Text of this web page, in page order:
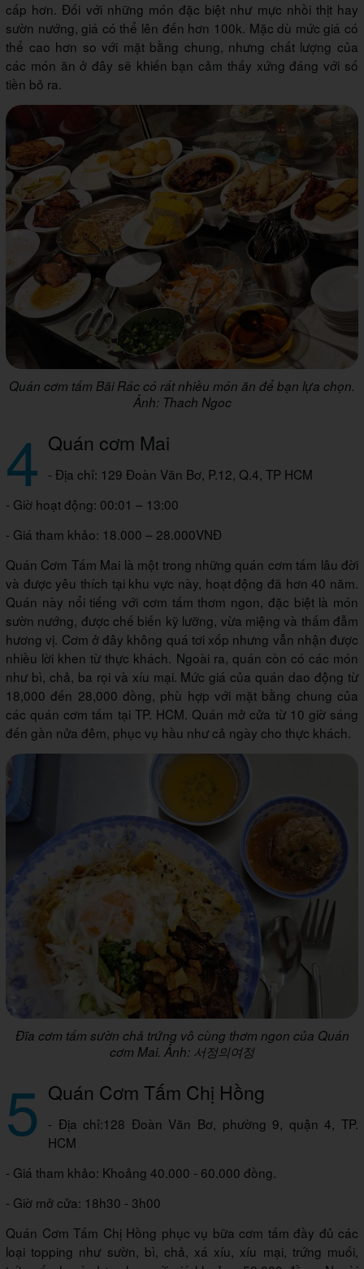
cấp hơn. Đối với những món đặc biệt như mực nhồi thịt hay
sườn nướng, giá có thể lên đến hơn 100k. Mặc dù mức giá có
thể cao hơn so với mặt bằng chung, nhưng chất lượng của
các món ăn ở đây sẽ khiến bạn cảm thấy xứng đáng với số
tiền bỏ ra.
Quán cơm tấm Bãi Rác có rất nhiều món ăn để bạn lựa chọn.
Ảnh: Thach Ngoc
4 Quán cơm Mai
- Địa chỉ: 129 Đoàn Văn Bơ, P.12, Q.4, TP HCM
- Giờ hoạt động: 00:01 – 13:00
- Giá tham khảo: 18.000 – 28.000VNĐ
Quán Cơm Tấm Mai là một trong những quán cơm tấm lâu đời
và được yêu thích tại khu vực này, hoạt động đã hơn 40 năm.
Quán này nổi tiếng với cơm tấm thơm ngon, đặc biệt là món
sườn nướng, được chế biến kỹ lưỡng, vừa miệng và thấm đẫm
hương vị. Cơm ở đây không quá tơi xốp nhưng vẫn nhận được
nhiều lời khen từ thực khách. Ngoài ra, quán còn có các món
như bì, chả, ba rọi và xíu mại. Mức giá của quán dao động từ
18,000 đến 28,000 đồng, phù hợp với mặt bằng chung của
các quán cơm tấm tại TP. HCM. Quán mở cửa từ 10 giờ sáng
đến gần nửa đêm, phục vụ hầu như cả ngày cho thực khách.
Đĩa cơm tấm sườn chả trứng vô cùng thơm ngon của Quán
cơm Mai. Ảnh: 서정의여정
5 Quán Cơm Tấm Chị Hồng
- Địa chỉ:128 Đoàn Văn Bơ, phường 9, quận 4, TP.
HCM
- Giá tham khảo: Khoảng 40.000 - 60.000 đồng.
- Giờ mở cửa: 18h30 - 3h00
Quán Cơm Tấm Chị Hồng phục vụ bữa cơm tấm đầy đủ các
loại topping như sườn, bì, chả, xá xíu, xíu mại, trứng muối,